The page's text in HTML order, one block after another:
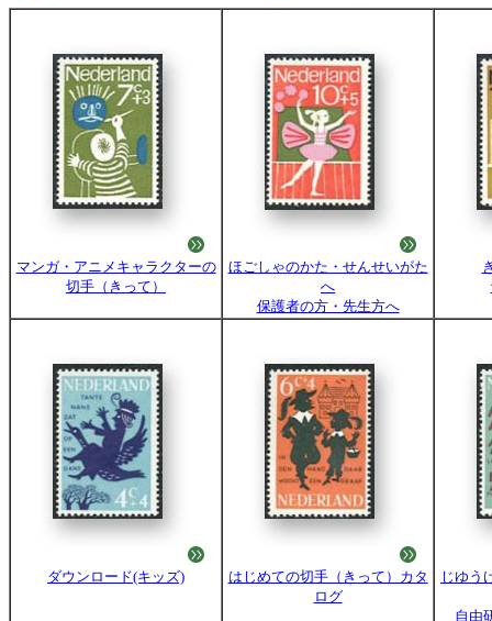
マンガ・アニメキャラクターの
切手（きって）
ほごしゃのかた・せんせいがた
へ
保護者の方・先生方へ
ダウンロード(キッズ)
はじめての切手（きって）カタ
ログ
じゆう
自由